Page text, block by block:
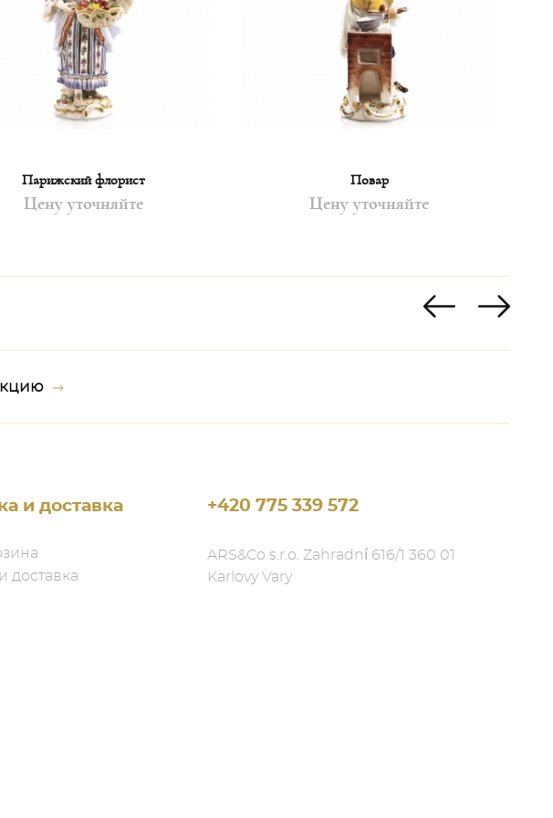
Парижский флорист
Цену уточняйте
Повар
Цену уточняйте
и доставка
доставка
+420 775 339 572
ARS&Co s.r.o. Zahradní 616/1 360 01
Karlovy Vary